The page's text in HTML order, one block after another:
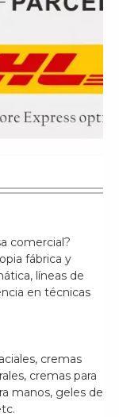
comercial?
fábrica y
líneas de
en técnicas
cremas
cremas para
manos, geles de